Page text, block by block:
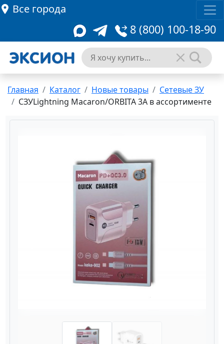
Все города
8 (800) 100-18-90
Главная Каталог Новые товары
Сетевые ЗУ
СЗУLightning Macaron/ORBITA 3A в ассортименте